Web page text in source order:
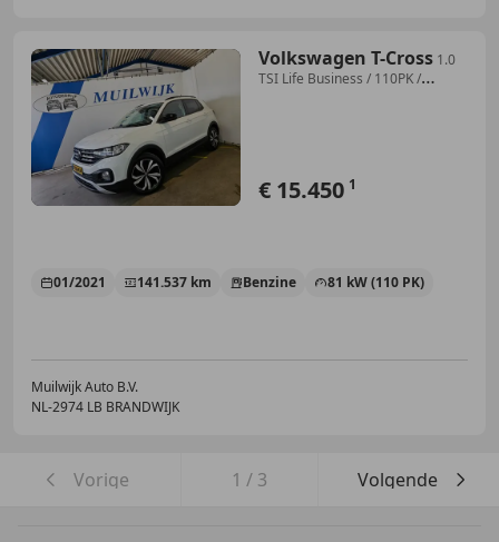
Volkswagen T-Cross 1.0
TSI Life Business / 110PK /
€ 15.450 1
01/2021 141.537 km Benzine 81 kW (110 PK)
Muilwijk Auto B.V.
NL-2974 LB BRANDWIJK
Vorige 1 / 3 Volgende